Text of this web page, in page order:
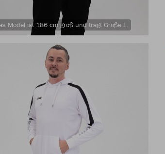
Model ist 186 cm groß und trägt Größe L.